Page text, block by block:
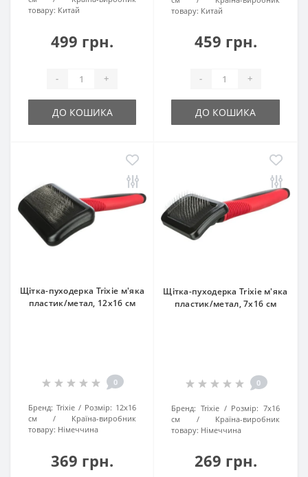
товару: Китай
499 грн.
- +
ДО КОШИКА
товару: Китай
459 грн.
- +
ДО КОШИКА
Щітка-пуходерка Trixie м'яка
пластик/метал, 12х16 см
0
Бренд: Trixie Розмір: 12х16
см
Країна-виробник
товару: Нiмеччина
369 грн.
Щітка-пуходерка Trixie м'яка
пластик/метал, 7х16 см
0
Бренд: Trixie Розмір: 7х16
см
Країна-виробник
товару: Нiмеччина
269 грн.